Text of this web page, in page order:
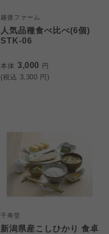
越後ファーム
人気品種食べ比べ(6個)
STK-06
本体 3,000 円
(税込 3,300 円)
千寿堂
新潟県産こしひかり 食卓